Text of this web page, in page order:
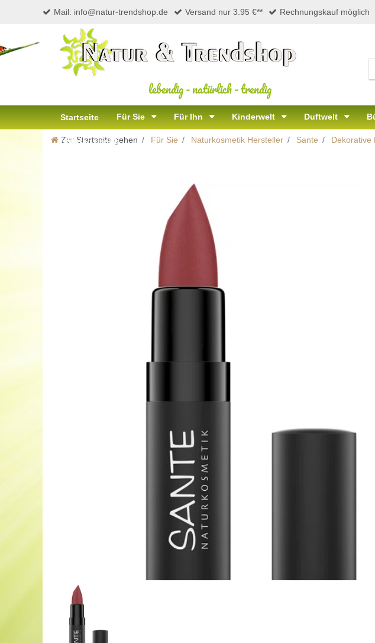
Mail: info@natur-trendshop.de Versand nur 3.95 €** Rechnungskauf möglich
lebendig-natürlich-trendig
Startseite Für Sie Für Ihn Kinderwelt Duftwelt
Naturkosmetik
Zur Startseite gehen Für Sie Naturkosmetik Hersteller Sante Dekorative